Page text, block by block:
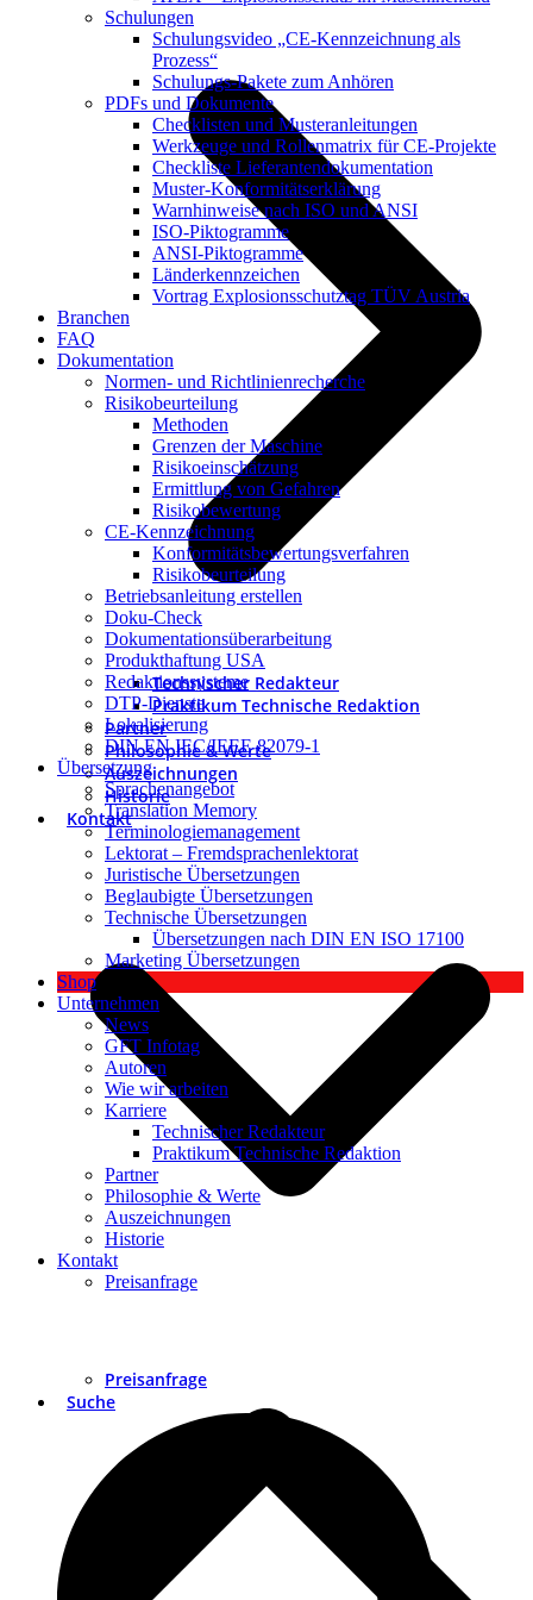
Technischer Redakteur
Praktikum Technische Redaktion
Partner
Philosophie & Werte
Auszeichnungen
Historie
Kontakt
Preisanfrage
Suche
Schulungen
Schulungsvideo „CE-Kennzeichnung als
Prozess“
Schulungs-Pakete zum Anhören
PDFs und Dokumente
Checklisten und Musteranleitungen
Werkzeuge und Rollenmatrix für CE-Projekte
Checkliste Lieferantendokumentation
Muster-Konformitätserklärung
Warnhinweise nach ISO und ANSI
ISO-Piktogramme
ANSI-Piktogramme
Länderkennzeichen
Vortrag Explosionsschutztag TÜV Austria
Branchen
FAQ
Dokumentation
Normen- und Richtlinienrecherche
Risikobeurteilung
Methoden
Grenzen der Maschine
Risikoeinschätzung
Ermittlung von Gefahren
Risikobewertung
CE-Kennzeichnung
Konformitätsbewertungsverfahren
Risikobeurteilung
Betriebsanleitung erstellen
Doku-Check
Dokumentationsüberarbeitung
Produkthaftung USA
Redaktionssysteme
DTP-Dienste
Lokalisierung
DIN EN IEC/IEEE 82079-1
Übersetzung
Sprachenangebot
Translation Memory
Terminologiemanagement
Lektorat – Fremdsprachenlektorat
Juristische Übersetzungen
Beglaubigte Übersetzungen
Technische Übersetzungen
Übersetzungen nach DIN EN ISO 17100
Marketing Übersetzungen
Shop
Unternehmen
News
GFT Infotag
Autoren
Wie wir arbeiten
Karriere
Technischer Redakteur
Praktikum Technische Redaktion
Partner
Philosophie & Werte
Auszeichnungen
Historie
Kontakt
Preisanfrage